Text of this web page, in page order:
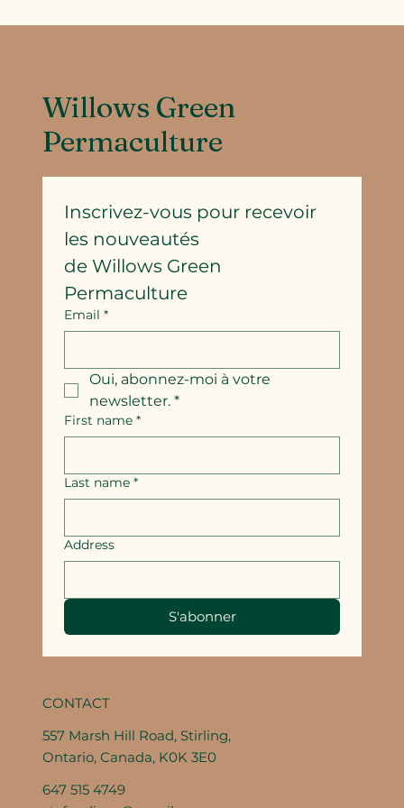
Willows Green
Permaculture
Inscrivez-vous pour recevoir
les nouveautés
de Willows Green
Permaculture
Email *
Oui, abonnez-moi à votre
newsletter. *
First name *
Last name *
Address
S'abonner
CONTACT
557 Marsh Hill Road, Stirling,
Ontario, Canada, K0K 3E0
647 515 4749